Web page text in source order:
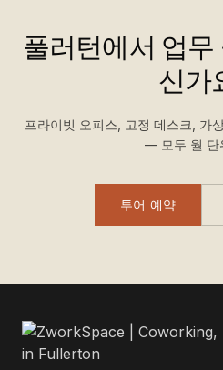
풀러턴에서 업
신가
프라이빗 오피스, 고정 데스크, 가
— 모두 월 단
투어 예약